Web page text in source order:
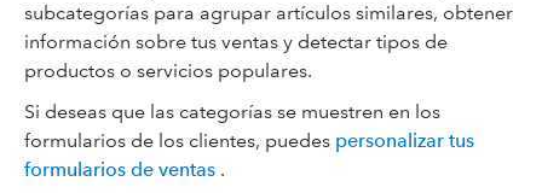
subcategorías para agrupar artículos similares, obtener
información sobre tus ventas y detectar tipos de
productos o servicios populares.
Si deseas que las categorías se muestren en los
formularios de los clientes, puedes personalizar tus
formularios de ventas .